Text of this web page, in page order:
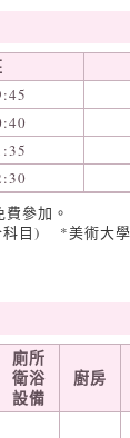
參加。
目) *美術大學
廁所
衛浴
設備
廚房